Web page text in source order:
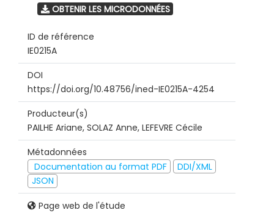
OBTENIR LES MICRODONNÉES
ID de référence
IE0215A
DOI
https://doi.org/10.48756/ined-IE0215A-4254
Producteur(s)
PAILHE Ariane, SOLAZ Anne, LEFEVRE Cécile
Métadonnées
Documentation au format PDF
DDI/XML
JSON
Page web de l'étude